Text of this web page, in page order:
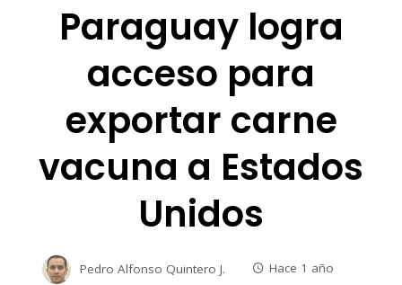
Paraguay logra
acceso para
exportar carne
vacuna a Estados
Unidos
Pedro Alfonso Quintero J.
Hace 1 año